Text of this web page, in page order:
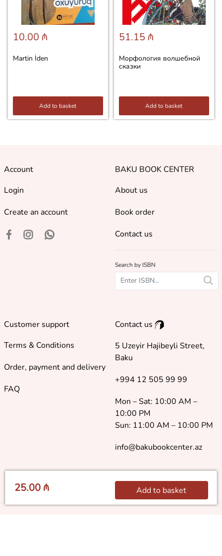
25.00 ₼ Add to basket
10.00 ₼
Martin İden
Add to basket
51.15 ₼
Морфология волшебной
сказки
Add to basket
Account
Login
Create an account
BAKU BOOK CENTER
About us
Book order
Contact us
Search by ISBN
Customer support
Terms & Conditions
Order, payment and delivery
FAQ
Contact us
5 Uzeyir Hajibeyli Street,
Baku
+994 12 505 99 99
Mon – Sat: 10:00 AM –
10:00 PM
Sun: 11:00 AM – 10:00 PM
info@bakubookcenter.az